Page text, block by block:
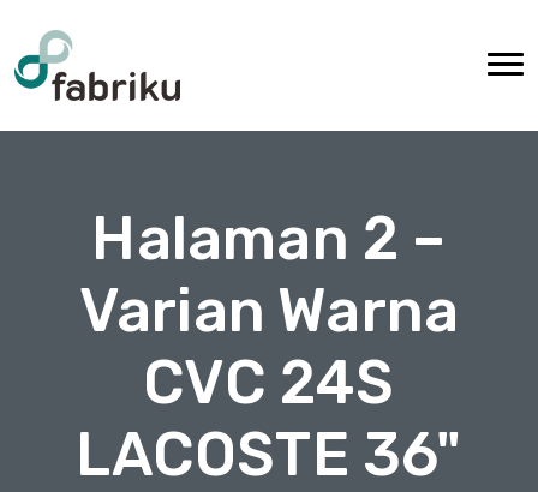
Halaman 2 –
Varian Warna
CVC 24S
LACOSTE 36"